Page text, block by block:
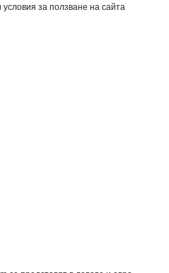
за ползване на сайта